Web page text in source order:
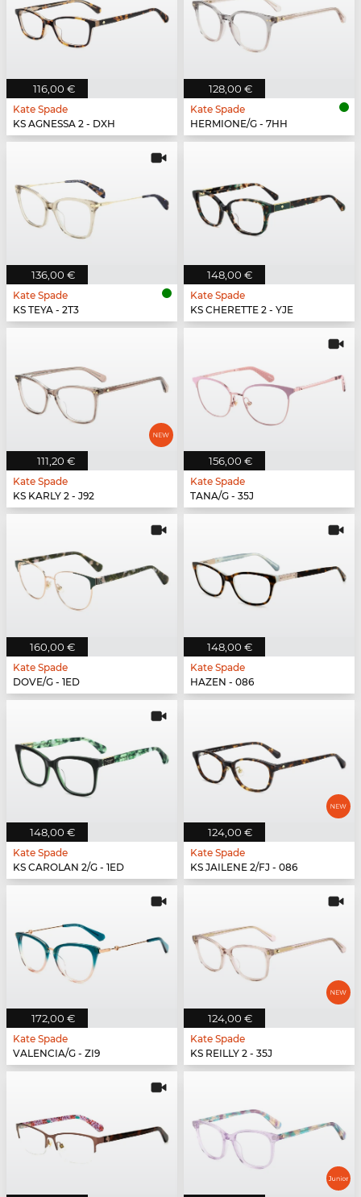
116,00 €
Kate Spade
KS AGNESSA 2 - DXH
128,00 €
Kate Spade
HERMIONE/G - 7HH
136,00 €
Kate Spade
KS TEYA - 2T3
148,00 €
Kate Spade
KS CHERETTE 2 - YJE
111,20 €
Kate Spade
KS KARLY 2 - J92
156,00 €
Kate Spade
TANA/G - 35J
160,00 €
Kate Spade
DOVE/G - 1ED
148,00 €
Kate Spade
HAZEN - 086
148,00 €
Kate Spade
KS CAROLAN 2/G - 1ED
124,00 €
Kate Spade
KS JAILENE 2/FJ - 086
172,00 €
Kate Spade
VALENCIA/G - ZI9
124,00 €
Kate Spade
KS REILLY 2 - 35J